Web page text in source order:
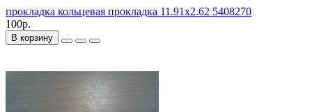
прокладка кольцевая прокладка 11.91x2.62 5408270
100р.
В корзину